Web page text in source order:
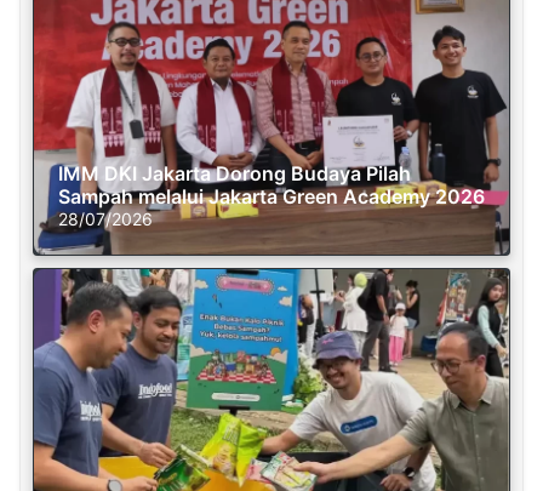
IMM DKI Jakarta Dorong Budaya Pilah
Sampah melalui Jakarta Green Academy 2026
28/07/2026